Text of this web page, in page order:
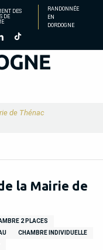
DES
DE
RANDONNÉE
EN
DORDOGNE
de Thénac
la Mairie de
2 PLACES
CHAMBRE INDIVIDUELLE